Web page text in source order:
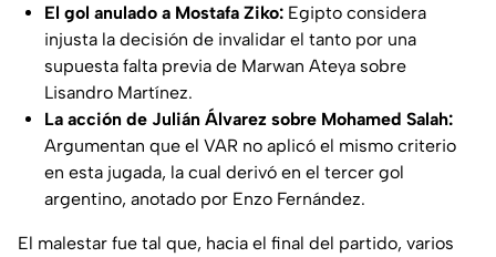
El gol anulado a Mostafa Ziko: Egipto considera
injusta la decisión de invalidar el tanto por una
supuesta falta previa de Marwan Ateya sobre
Lisandro Martínez.
La acción de Julián Álvarez sobre Mohamed Salah:
Argumentan que el VAR no aplicó el mismo criterio
en esta jugada, la cual derivó en el tercer gol
argentino, anotado por Enzo Fernández.
El malestar fue tal que, hacia el final del partido, varios